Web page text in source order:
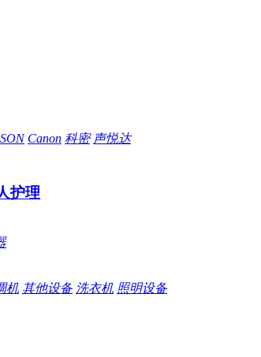
Canon 科密 声悦达
护理
机 其他设备 洗衣机 照明设备